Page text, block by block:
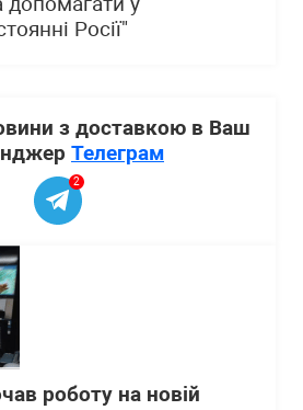
Росії"
з доставкою в Ваш
Телеграм
2
роботу на новій